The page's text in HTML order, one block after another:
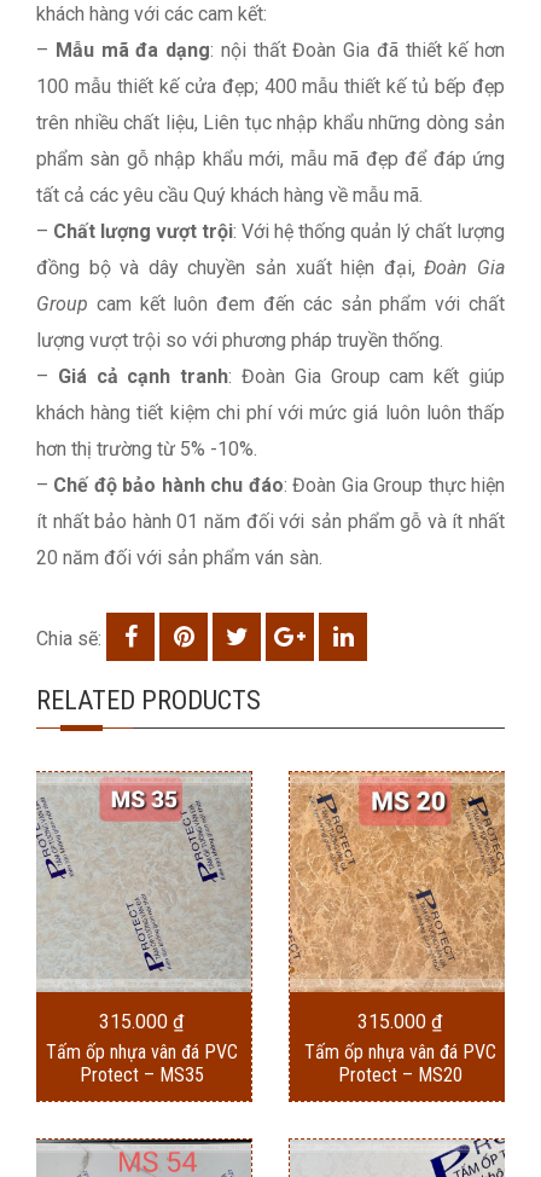
khách hàng với các cam kết:
– Mẫu mã đa dạng: nội thất Đoàn Gia đã thiết kế hơn
100 mẫu thiết kế cửa đẹp; 400 mẫu thiết kế tủ bếp đẹp
trên nhiều chất liệu, Liên tục nhập khẩu những dòng sản
phẩm sàn gỗ nhập khẩu mới, mẫu mã đẹp để đáp ứng
tất cả các yêu cầu Quý khách hàng về mẫu mã.
– Chất lượng vượt trội: Với hệ thống quản lý chất lượng
đồng bộ và dây chuyền sản xuất hiện đại,Đoàn Gia
Group cam kết luôn đem đến các sản phẩm với chất
lượng vượt trội so với phương pháp truyền thống.
– Giá cả cạnh tranh: Đoàn Gia Group cam kết giúp
khách hàng tiết kiệm chi phí với mức giá luôn luôn thấp
hơn thị trường từ 5% -10%.
– Chế độ bảo hành chu đáo: Đoàn Gia Group thực hiện
ít nhất bảo hành 01 năm đối với sản phẩm gỗ và ít nhất
20 năm đối với sản phẩm ván sàn.
Chia sẽ:
RELATED PRODUCTS
315.000 ₫
Tấm ốp nhựa vân đá PVC
Protect – MS35
315.000 ₫
Tấm ốp nhựa vân đá PVC
Protect – MS20